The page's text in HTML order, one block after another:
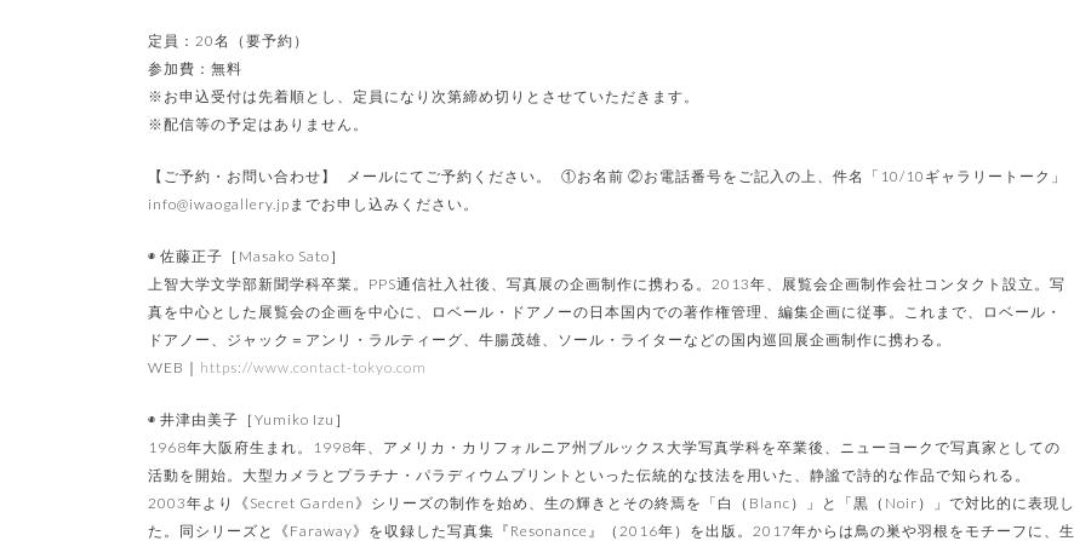
定員：20名（要予約）
参加費：無料
※お申込受付は先着順とし、定員になり次第締め切りとさせていただきます。
※配信等の予定はありません。
【ご予約・お問い合わせ】 メールにてご予約ください。 ①お名前 ②お電話番号をご記入の上、件名「10/10ギャラリートーク」
info@iwaogallery.jpまでお申し込みください。
◉ 佐藤正子［Masako Sato］
上智大学文学部新聞学科卒業。PPS通信社入社後、写真展の企画制作に携わる。2013年、展覧会企画制作会社コンタクト設立。写
真を中心とした展覧会の企画を中心に、ロベール・ドアノーの日本国内での著作権管理、編集企画に従事。これまで、ロベール・
ドアノー、ジャック＝アンリ・ラルティーグ、牛腸茂雄、ソール・ライターなどの国内巡回展企画制作に携わる。
WEB｜ https://www.contact-tokyo.com
◉ 井津由美子［Yumiko Izu］
1968年大阪府生まれ。1998年、アメリカ・カリフォルニア州ブルックス大学写真学科を卒業後、ニューヨークで写真家としての
活動を開始。大型カメラとプラチナ・パラディウムプリントといった伝統的な技法を用いた、静謐で詩的な作品で知られる。
2003年より《Secret Garden》シリーズの制作を始め、生の輝きとその終焉を「白（Blanc）」と「黒（Noir）」で対比的に表現し
た。同シリーズと《Faraway》を収録した写真集『Resonance』（2016年）を出版。2017年からは鳥の巣や羽根をモチーフに、生